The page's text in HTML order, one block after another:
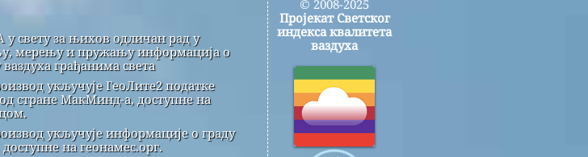
у свету за њихов одличан рад у
мерењу и пружању информација о
грађанима света
укључује ГеоЛите2 податке
стране МакМинд-а, доступне на
укључује информације о граду
на геонамес.орг.
© 2008-2025
Пројекат Светског
индекса квалитета
ваздуха